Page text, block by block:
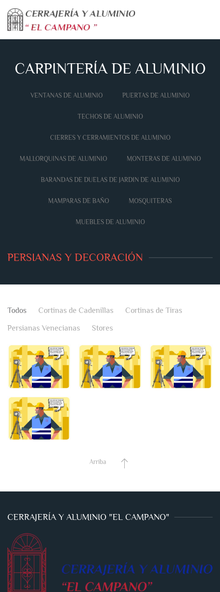
Skip to main content
CARPINTERÍA DE ALUMINIO
VENTANAS DE ALUMINIO PUERTAS DE ALUMINIO
TECHOS DE ALUMINIO
CIERRES Y CERRAMIENTOS DE ALUMINIO
MALLORQUINAS DE ALUMINIO MONTERAS DE ALUMINIO
BARANDAS DE DUELAS DE JARDIN DE ALUMINIO
MAMPARAS DE BAÑO MOSQUITERAS
MUEBLES DE ALUMINIO
PERSIANAS Y DECORACIÓN
Todos Cortinas de Cadenillas
Cortinas de Tiras
Persianas Venecianas
Stores
Arriba
CERRAJERÍA Y ALUMINIO "EL CAMPANO"